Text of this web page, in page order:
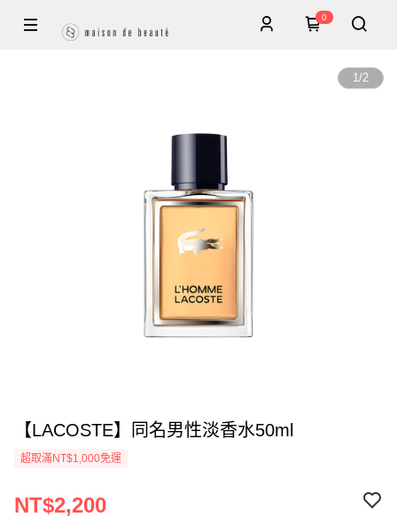
0
1/2
【LACOSTE】同名男性淡香水50ml
超取滿NT$1,000免運
NT$2,200